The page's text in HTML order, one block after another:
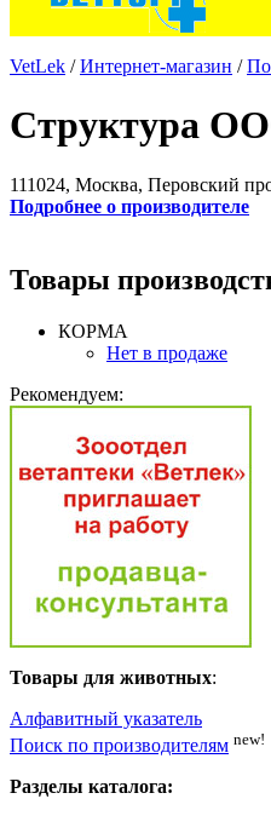
VetLek /Интернет-магазин /
Структура
111024, Москва, Перовский
Подробнее о производителе
Товары
КОРМА
Нет в продаже
Рекомендуем:
Товары для животных:
Алфавитный указатель
Поиск по производителям new!
Разделы каталога: